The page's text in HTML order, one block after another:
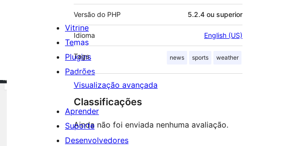
Versão do PHP 5.2.4 ou superior
Idioma English (US)
Tags news sports weather
Visualização avançada
Classificações
Ainda não foi enviada nenhuma avaliação.
Vitrine
Temas
Plugins
Padrões
Aprender
Suporte
Desenvolvedores